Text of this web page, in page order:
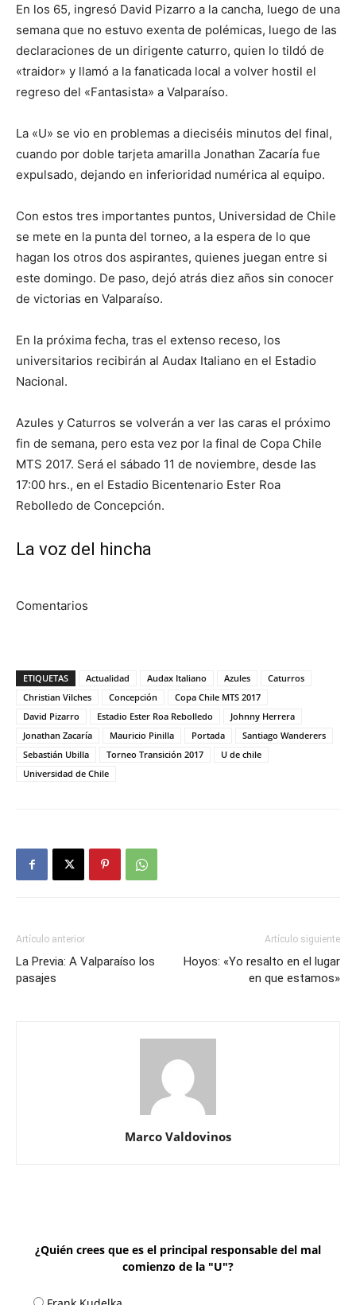
En los 65, ingresó David Pizarro a la cancha, luego de una
semana que no estuvo exenta de polémicas, luego de las
declaraciones de un dirigente caturro, quien lo tildó de
«traidor» y llamó a la fanaticada local a volver hostil el
regreso del «Fantasista» a Valparaíso.
La «U» se vio en problemas a dieciséis minutos del final,
cuando por doble tarjeta amarilla Jonathan Zacaría fue
expulsado, dejando en inferioridad numérica al equipo.
Con estos tres importantes puntos, Universidad de Chile
se mete en la punta del torneo, a la espera de lo que
hagan los otros dos aspirantes, quienes juegan entre si
este domingo. De paso, dejó atrás diez años sin conocer
de victorias en Valparaíso.
En la próxima fecha, tras el extenso receso, los
universitarios recibirán al Audax Italiano en el Estadio
Nacional.
Azules y Caturros se volverán a ver las caras el próximo
fin de semana, pero esta vez por la final de Copa Chile
MTS 2017. Será el sábado 11 de noviembre, desde las
17:00 hrs., en el Estadio Bicentenario Ester Roa
Rebolledo de Concepción.
La voz del hincha
Comentarios
ETIQUETAS Actualidad Audax Italiano Azules
Caturros
Christian Vilches
Concepción
Copa Chile MTS 2017
David Pizarro
Estadio Ester Roa Rebolledo
Johnny Herrera
Jonathan Zacaría
Mauricio Pinilla Portada
Santiago Wanderers
Sebastián Ubilla
Torneo Transición 2017
U de chile
Universidad de Chile
Artículo anterior
La Previa: A Valparaíso los
pasajes
Artículo siguiente
Hoyos: «Yo resalto en el lugar
en que estamos»
Marco Valdovinos
¿Quién crees que es el principal responsable del mal
comienzo de la "U"?